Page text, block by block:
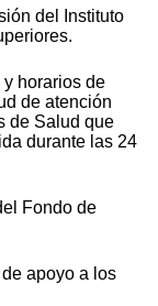
del Instituto
horarios de
de atención
de Salud que
durante las 24
Fondo de
apoyo a los